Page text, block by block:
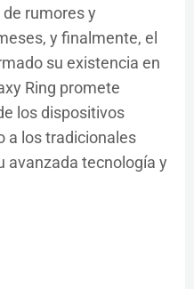
rumores y
y finalmente, el
su existencia en
Ring promete
los dispositivos
a los tradicionales
avanzada tecnología y